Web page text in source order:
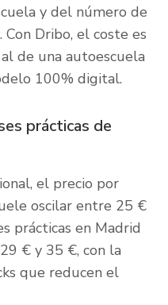
y del número de
Con Dribo, el coste es
de una autoescuela
100% digital.
prácticas de
el precio por
oscilar entre 25 €
prácticas en Madrid
€ y 35 €, con la
que reducen el